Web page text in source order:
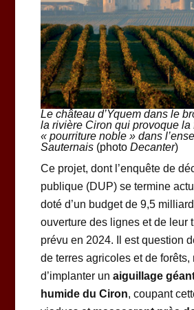
Le château d’Yquem dans le
la rivière Ciron qui provoque la
« pourriture noble » dans
Sauternais (photo Decanter)
Ce projet, dont l’enquête de
publique (DUP) se termine
doté d’un budget de 9,5
ouverture des lignes et de leur
prévu en 2024. Il est question
de terres agricoles et de forêts,
d’implanter un aiguillage
humide du Ciron, coupant